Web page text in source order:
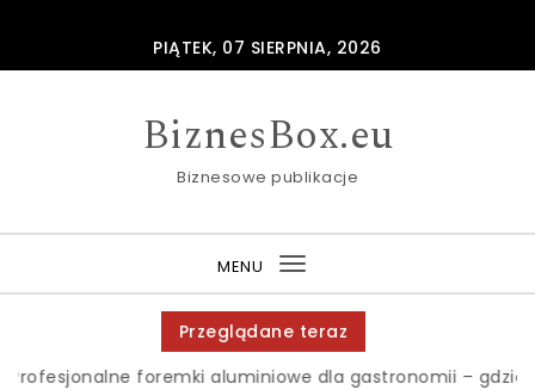
PIĄTEK, 07 SIERPNIA, 2026
BiznesBox.eu
Biznesowe publikacje
MENU
Toggle
navigation
Przeglądane teraz
foremki aluminiowe dla gastronomii – gdzie je